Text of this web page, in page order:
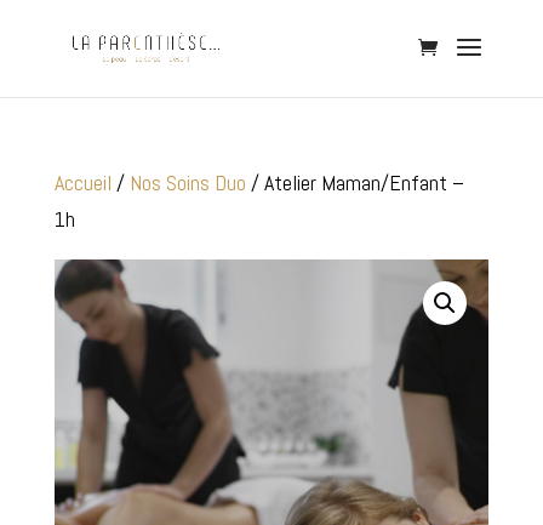
Accueil / Nos Soins Duo / Atelier Maman/Enfant –
1h